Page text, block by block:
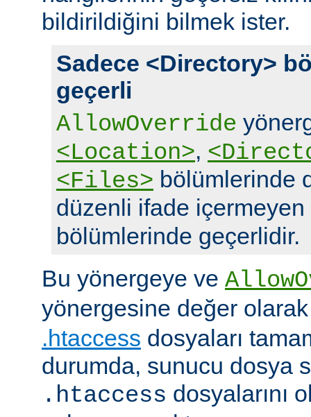
bildirildiğini bilmek ister.
Sadece <Directory>
geçerli
AllowOverride
<Location>,
<Files> bölümlerinde
düzenli ifade içermeyen
bölümlerinde geçerlidir.
Bu yönergeye ve
yönergesine değer
.htaccess dosyaları
durumda, sunucu dosya
.htaccess dosyalarını